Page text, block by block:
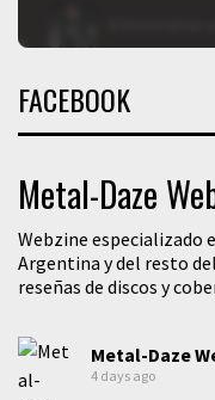
FACEBOOK
Metal-Daze
Webzine especializado
Argentina y del resto
reseñas de discos y
Metal-Daze
4 days ago